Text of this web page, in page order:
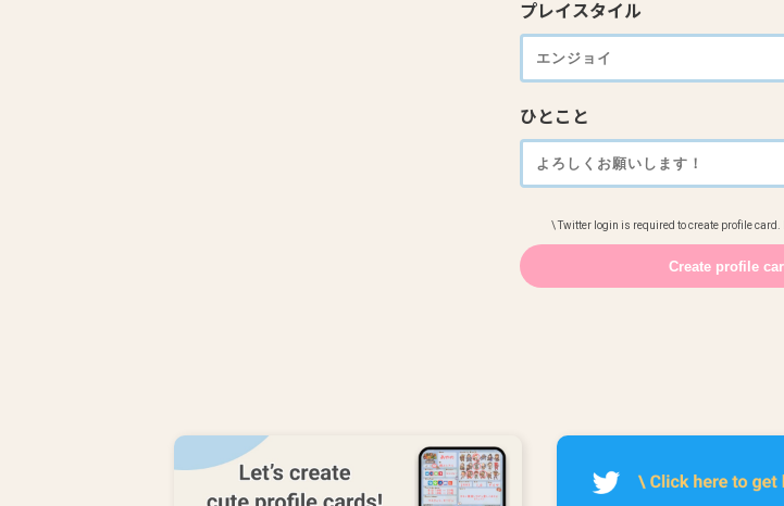
プレイスタイル
ひとこと
\ Twitter login is required to create profile card.